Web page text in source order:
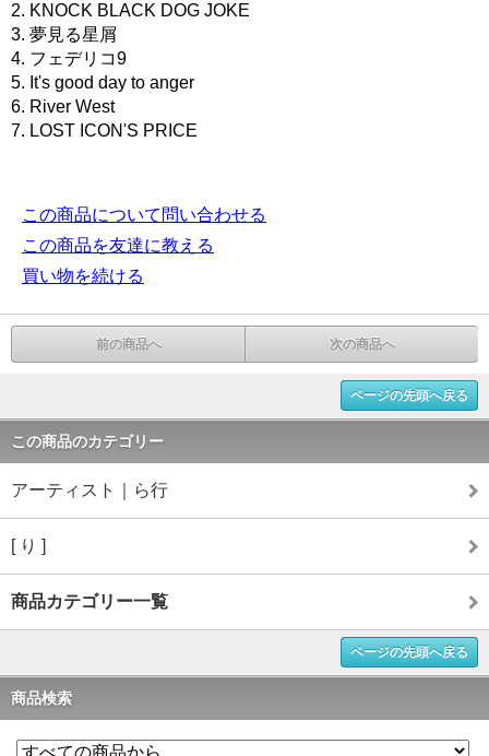
2. KNOCK BLACK DOG JOKE
3. 夢見る星屑
4. フェデリコ9
5. It's good day to anger
6. River West
7. LOST ICON'S PRICE
この商品について問い合わせる
この商品を友達に教える
買い物を続ける
前の商品へ 次の商品へ
ページの先頭へ戻る
この商品のカテゴリー
アーティスト｜ら行
[ り ]
商品カテゴリー一覧
ページの先頭へ戻る
商品検索